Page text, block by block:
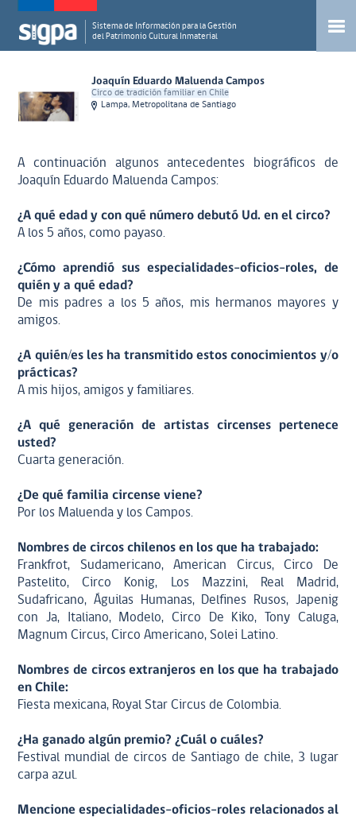
Sistema de Información para la Gestión
del Patrimonio Cultural Inmaterial
Joaquín Eduardo Maluenda Campos
Circo de tradición familiar en Chile
Lampa, Metropolitana de Santiago
A continuación algunos antecedentes biográficos de
Joaquín Eduardo Maluenda Campos:
¿A qué edad y con qué número debutó Ud. en el circo?
A los 5 años, como payaso.
¿Cómo aprendió sus especialidades-oficios-roles, de
quién y a qué edad?
De mis padres a los 5 años, mis hermanos mayores y
amigos.
¿A quién/es les ha transmitido estos conocimientos y/o
prácticas?
A mis hijos, amigos y familiares.
¿A qué generación de artistas circenses pertenece
usted?
Cuarta generación.
¿De qué familia circense viene?
Por los Maluenda y los Campos.
Nombres de circos chilenos en los que ha trabajado:
Frankfrot, Sudamericano, American Circus, Circo De
Pastelito, Circo Konig, Los Mazzini, Real Madrid,
Sudafricano, Águilas Humanas, Delfines Rusos, Japenig
con Ja, Italiano, Modelo, Circo De Kiko, Tony Caluga,
Magnum Circus, Circo Americano, Solei Latino.
Nombres de circos extranjeros en los que ha trabajado
en Chile:
Fiesta mexicana, Royal Star Circus de Colombia.
¿Ha ganado algún premio? ¿Cuál o cuáles?
Festival mundial de circos de Santiago de chile, 3 lugar
carpa azul.
Mencione especialidades-oficios-roles relacionados al